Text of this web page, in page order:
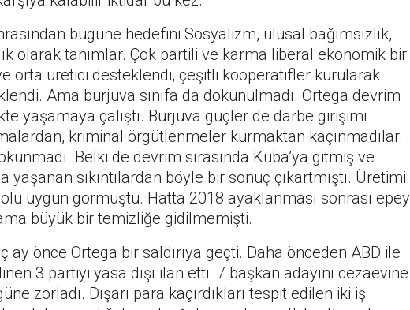
bugüne hedefini Sosyalizm, ulusal bağımsızlık,
olarak tanımlar. Çok partili ve karma liberal ekonomik bir
orta üretici desteklendi, çeşitli kooperatifler kurularak
Ama burjuva sınıfa da dokunulmadı. Ortega devrim
yaşamaya çalıştı. Burjuva güçler de darbe girişimi
kriminal örgütlenmeler kurmaktan kaçınmadılar.
Belki de devrim sırasında Küba’ya gitmiş ve
sıkıntılardan böyle bir sonuç çıkartmıştı. Üretimi
uygun görmüştü. Hatta 2018 ayaklanması sonrası epey
büyük bir temizliğe gidilmemişti.
önce Ortega bir saldırıya geçti. Daha önceden ABD ile
3 partiyi yasa dışı ilan etti. 7 başkan adayını cezaevine
zorladı. Dışarı para kaçırdıkları tespit edilen iki iş